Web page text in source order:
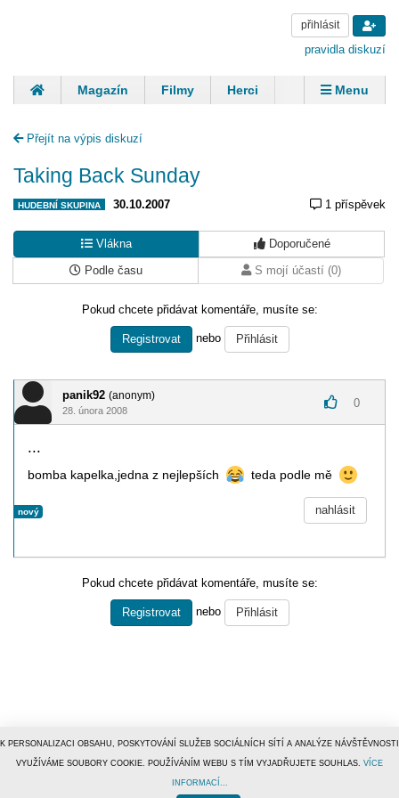
přihlásit
pravidla diskuzí
Magazín Filmy Herci
Zpěváci
Panovníci
Finančníci
Menu
Přejít na výpis diskuzí
Taking Back Sunday
HUDEBNÍ SKUPINA 30.10.2007 1 příspěvek
Vlákna
Doporučené
Podle času
S mojí účastí (0)
Pokud chcete přidávat komentáře, musíte se:
Registrovat nebo Přihlásit
panik92 (anonym)
28. února 2008
0
...
bomba kapelka,jedna z nejlepších teda podle mě
nový nahlásit
Pokud chcete přidávat komentáře, musíte se:
Registrovat nebo Přihlásit
Tiscali Media, a.s.ISSN 1801-5131
K PERSONALIZACI OBSAHU, POSKYTOVÁNÍ SLUŽEB SOCIÁLNÍCH SÍTÍ A ANALÝZE NÁVŠTĚVNOSTI
VYUŽÍVÁME SOUBORY COOKIE. POUŽÍVÁNÍM WEBU S TÍM VYJADŘUJETE SOUHLAS. VÍCE
INFORMACÍ...